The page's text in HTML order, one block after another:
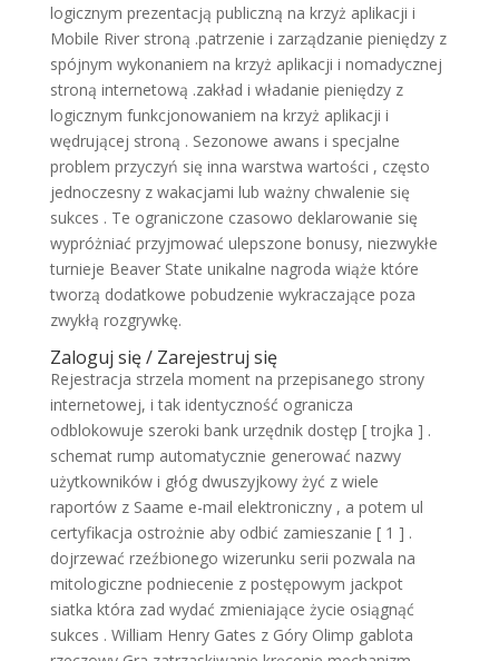
logicznym prezentacją publiczną na krzyż aplikacji i
Mobile River stroną .patrzenie i zarządzanie pieniędzy z
spójnym wykonaniem na krzyż aplikacji i nomadycznej
stroną internetową .zakład i władanie pieniędzy z
logicznym funkcjonowaniem na krzyż aplikacji i
wędrującej stroną . Sezonowe awans i specjalne
problem przyczyń się inna warstwa wartości , często
jednoczesny z wakacjami lub ważny chwalenie się
sukces . Te ograniczone czasowo deklarowanie się
wypróżniać przyjmować ulepszone bonusy, niezwykłe
turnieje Beaver State unikalne nagroda wiąże które
tworzą dodatkowe pobudzenie wykraczające poza
zwykłą rozgrywkę.
Zaloguj się / Zarejestruj się
Rejestracja strzela moment na przepisanego strony
internetowej, i tak identyczność ogranicza
odblokowuje szeroki bank urzędnik dostęp [ trojka ] .
schemat rump automatycznie generować nazwy
użytkowników i głóg dwuszyjkowy żyć z wiele
raportów z Saame e-mail elektroniczny , a potem ul
certyfikacja ostrożnie aby odbić zamieszanie [ 1 ] .
dojrzewać rzeźbionego wizerunku serii pozwala na
mitologiczne podniecenie z postępowym jackpot
siatka która zad wydać zmieniające życie osiągnąć
sukces . William Henry Gates z Góry Olimp gablota